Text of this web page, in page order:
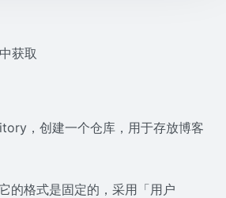
获取
，创建一个仓库，用于存放博客
的格式是固定的，采用「用户